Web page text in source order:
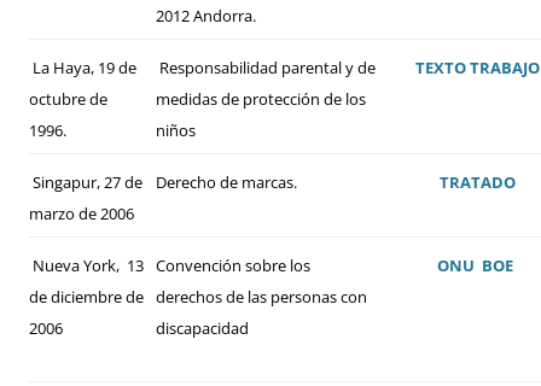
2012 Andorra.
La Haya, 19 de
octubre de
1996.
Responsabilidad parental y de
medidas de protección de los
niños
TEXTOTRABAJO
Singapur, 27 de
marzo de 2006
Derecho de marcas. TRATADO
Nueva York, 13
de diciembre de
2006
Convención sobre los
derechos de las personas con
discapacidad
ONU BOE